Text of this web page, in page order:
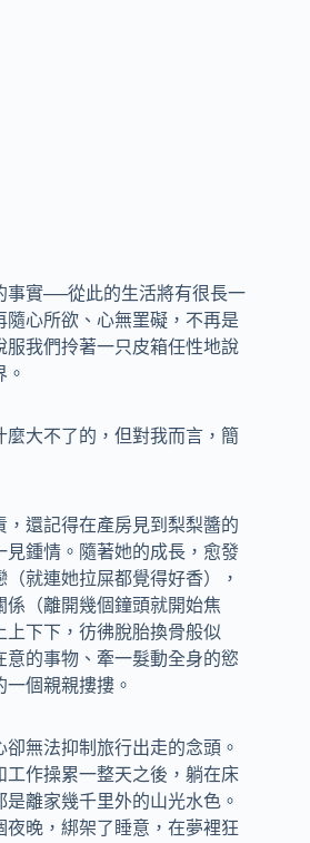
事實──從此的生活將有很長一
心所欲、心無罣礙，不再是
服我們拎著一只皮箱任性地說
大不了的，但對我而言，簡
還記得在產房見到梨梨醬的
見鍾情。隨著她的成長，愈發
就連她拉屎都覺得好香），
（離開幾個鐘頭就開始焦
上下下，彷彿脫胎換骨般似
的事物、牽一髮動全身的慾
個親親摟摟。
無法抑制旅行出走的念頭。
工作操累一整天之後，躺在床
是離家幾千里外的山光水色。
晚，綁架了睡意，在夢裡狂